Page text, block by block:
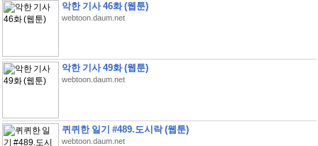
악한 기사 46화 (웹툰)
webtoon.daum.net
악한 기사 49화 (웹툰)
webtoon.daum.net
퀴퀴한 일기 #489.도시락 (웹툰)
webtoon.daum.net